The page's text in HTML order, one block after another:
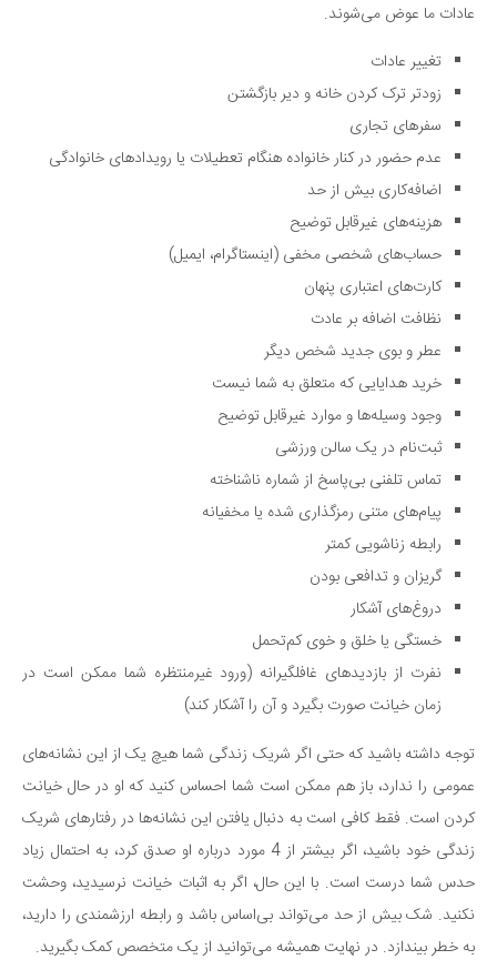
عادات ما عوض می‌شوند.
تغییر عادات
زودتر ترک کردن خانه و دیر بازگشتن
سفرهای تجاری
عدم حضور در کنار خانواده هنگام تعطیلات یا رویدادهای خانوادگی
اضافه‌کاری بیش از حد
هزینه‌های غیرقابل توضیح
حساب‌های شخصی مخفی (اینستاگرام، ایمیل)
کارت‌های اعتباری پنهان
نظافت اضافه بر عادت
عطر و بوی جدید شخص دیگر
خرید هدایایی که متعلق به شما نیست
وجود وسیله‌ها و موارد غیرقابل توضیح
ثبت‌نام در یک سالن ورزشی
تماس تلفنی بی‌پاسخ از شماره ناشناخته
پیام‌های متنی رمزگذاری شده یا مخفیانه
رابطه زناشویی کمتر
گریزان و تدافعی بودن
دروغ‌های آشکار
خستگی یا خلق و خوی کم‌تحمل
نفرت از بازدیدهای غافلگیرانه (ورود غیرمنتظره شما ممکن است در
زمان خیانت صورت بگیرد و آن را آشکار کند)
توجه داشته باشید که حتی اگر شریک زندگی شما هیچ یک از این نشانه‌های
عمومی را ندارد، باز هم ممکن است شما احساس کنید که او در حال خیانت
کردن است. فقط کافی است به دنبال یافتن این نشانه‌ها در رفتارهای شریک
زندگی خود باشید، اگر بیشتر از 4 مورد درباره او صدق کرد، به احتمال زیاد
حدس شما درست است. با این حال، اگر به اثبات خیانت نرسیدید، وحشت
نکنید. شک بیش از حد می‌تواند بی‌اساس باشد و رابطه ارزشمندی را دارید،
به خطر بیندازد. در نهایت همیشه می‌توانید از یک متخصص کمک بگیرید.